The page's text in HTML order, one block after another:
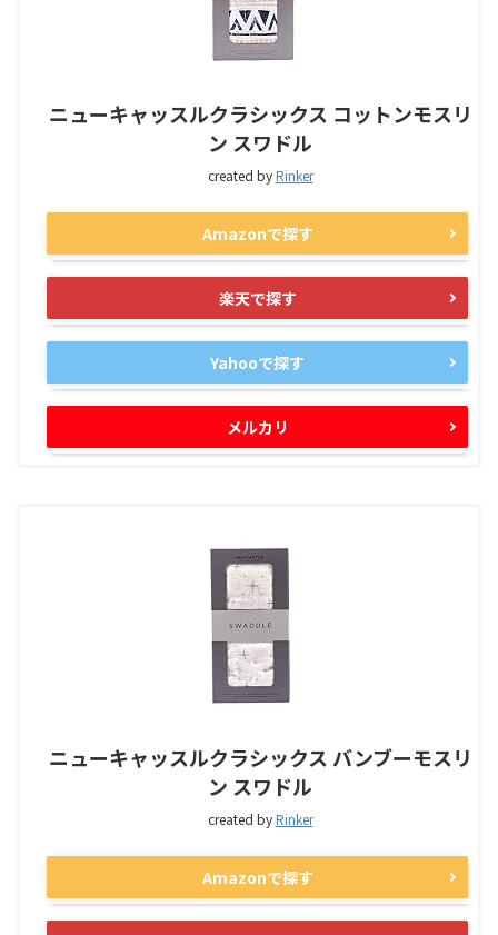
ニューキャッスルクラシックス コットンモスリ
ン スワドル
created byRinker
Amazonで探す
楽天で探す
Yahooで探す
メルカリ
ニューキャッスルクラシックス バンブーモスリ
ン スワドル
created byRinker
Amazonで探す